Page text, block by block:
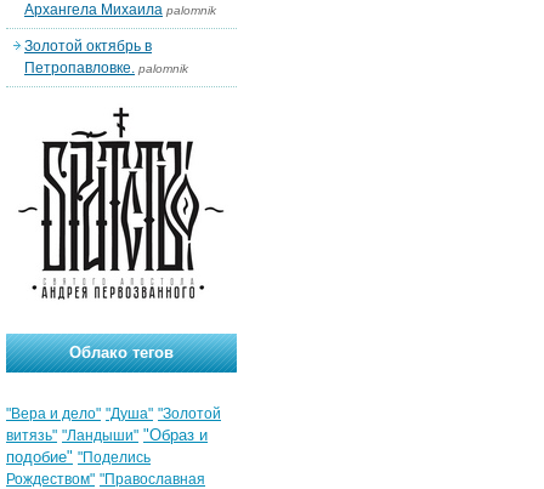
Архангела Михаила palomnik
Золотой октябрь в
Петропавловке. palomnik
Облако тегов
"Вера и дело" "Душа" "Золотой
витязь" "Ландыши" "Образ и
подобие" "Поделись
Рождеством" "Православная